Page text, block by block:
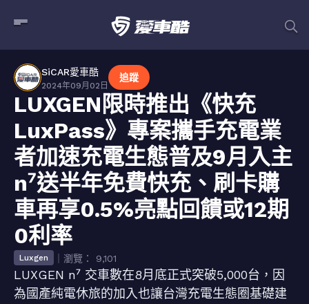
SiCAR愛車酷
2024年09月02日
追蹤
LUXGEN限時推出《快充
LuxPass》專案攜手充電業
者加速充電生態普及9月入主
n⁷送半年免費快充、刷卡購
車再享0.5%亮點回饋或12期
0利率
Luxgen ｜瀏覽： 9,101
LUXGEN n⁷ 交車數在8月底正式突破5,000台，因
為國產純電休旅的加入也讓台灣充電生態圈基礎建